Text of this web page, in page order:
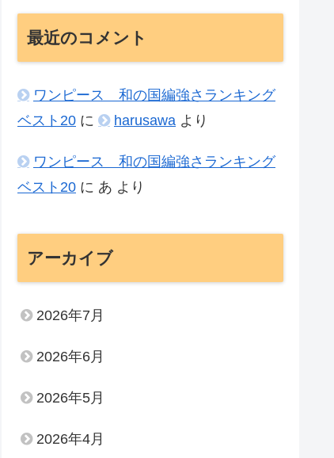
最近のコメント
ワンピース 和の国編強さランキング
ベスト20 に harusawa より
ワンピース 和の国編強さランキング
ベスト20 に あ より
アーカイブ
2026年7月
2026年6月
2026年5月
2026年4月